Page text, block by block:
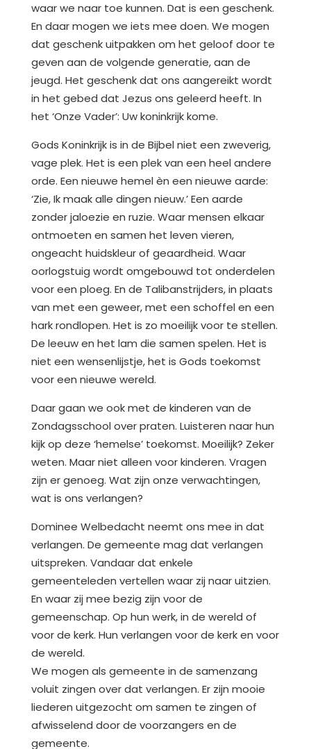
waar we naar toe kunnen. Dat is een geschenk.
En daar mogen we iets mee doen. We mogen
dat geschenk uitpakken om het geloof door te
geven aan de volgende generatie, aan de
jeugd. Het geschenk dat ons aangereikt wordt
in het gebed dat Jezus ons geleerd heeft. In
het ‘Onze Vader’: Uw koninkrijk kome.
Gods Koninkrijk is in de Bijbel niet een zweverig,
vage plek. Het is een plek van een heel andere
orde. Een nieuwe hemel èn een nieuwe aarde:
‘Zie, Ik maak alle dingen nieuw.’ Een aarde
zonder jaloezie en ruzie. Waar mensen elkaar
ontmoeten en samen het leven vieren,
ongeacht huidskleur of geaardheid. Waar
oorlogstuig wordt omgebouwd tot onderdelen
voor een ploeg. En de Talibanstrijders, in plaats
van met een geweer, met een schoffel en een
hark rondlopen. Het is zo moeilijk voor te stellen.
De leeuw en het lam die samen spelen. Het is
niet een wensenlijstje, het is Gods toekomst
voor een nieuwe wereld.
Daar gaan we ook met de kinderen van de
Zondagsschool over praten. Luisteren naar hun
kijk op deze ‘hemelse’ toekomst. Moeilijk? Zeker
weten. Maar niet alleen voor kinderen. Vragen
zijn er genoeg. Wat zijn onze verwachtingen,
wat is ons verlangen?
Dominee Welbedacht neemt ons mee in dat
verlangen. De gemeente mag dat verlangen
uitspreken. Vandaar dat enkele
gemeenteleden vertellen waar zij naar uitzien.
En waar zij mee bezig zijn voor de
gemeenschap. Op hun werk, in de wereld of
voor de kerk. Hun verlangen voor de kerk en voor
de wereld.
We mogen als gemeente in de samenzang
voluit zingen over dat verlangen. Er zijn mooie
liederen uitgezocht om samen te zingen of
afwisselend door de voorzangers en de
gemeente.